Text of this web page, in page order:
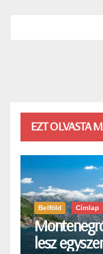
EZT OLVASTA
Belföld Címlap
lesz